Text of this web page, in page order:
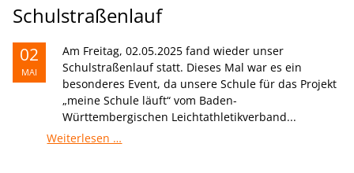
Schülerläufe
Schulstraßenlauf
02
MAI
Am Freitag, 02.05.2025 fand wieder unser
Schulstraßenlauf statt. Dieses Mal war es ein
besonderes Event, da unsere Schule für das Projekt
„meine Schule läuft“ vom Baden-
Württembergischen Leichtathletikverband...
Weiterlesen …